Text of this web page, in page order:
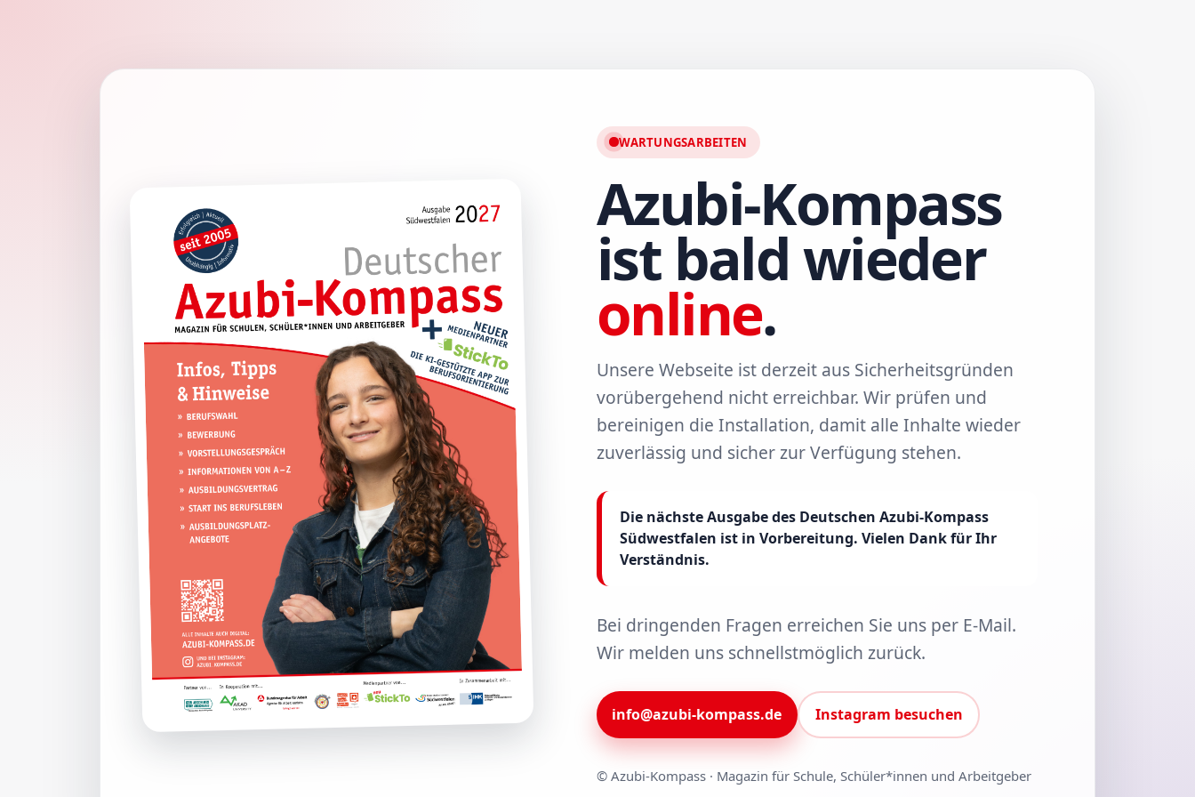
WARTUNGSARBEITEN
Azubi-Kompass
ist bald wieder
online.
Unsere Webseite ist derzeit aus Sicherheitsgründen
vorübergehend nicht erreichbar. Wir prüfen und
bereinigen die Installation, damit alle Inhalte wieder
zuverlässig und sicher zur Verfügung stehen.
Die nächste Ausgabe des Deutschen Azubi-Kompass
Südwestfalen ist in Vorbereitung. Vielen Dank für Ihr
Verständnis.
Bei dringenden Fragen erreichen Sie uns per E-Mail.
Wir melden uns schnellstmöglich zurück.
info@azubi-kompass.de Instagram besuchen
© Azubi-Kompass · Magazin für Schule, Schüler*innen und Arbeitgeber